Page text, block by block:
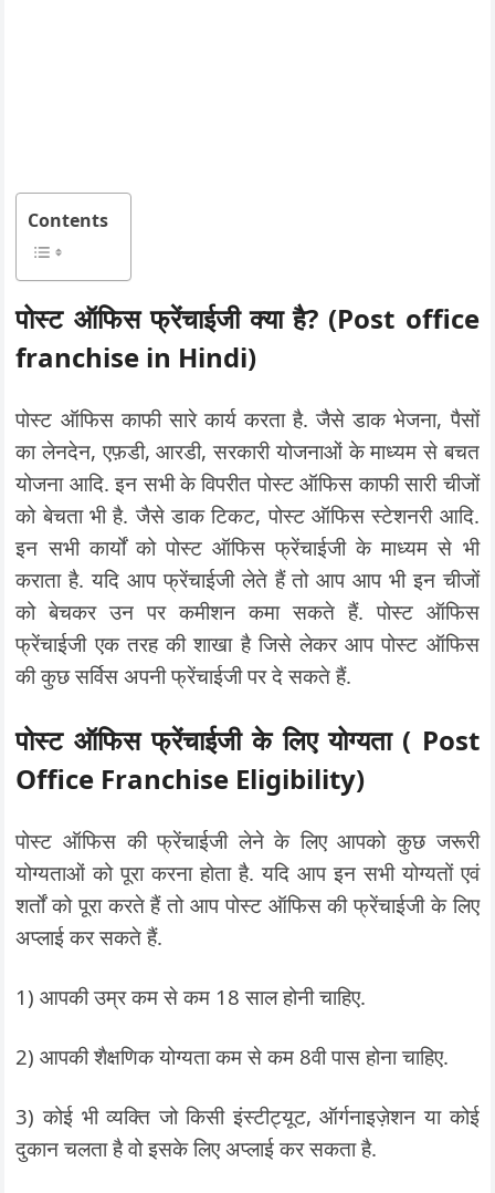
Contents
पोस्ट ऑफिस फ्रेंचाईजी क्या है? (Post office
franchise in Hindi)
पोस्ट ऑफिस काफी सारे कार्य करता है. जैसे डाक भेजना, पैसों
का लेनदेन, एफ़डी, आरडी, सरकारी योजनाओं के माध्यम से बचत
योजना आदि. इन सभी के विपरीत पोस्ट ऑफिस काफी सारी चीजों
को बेचता भी है. जैसे डाक टिकट, पोस्ट ऑफिस स्टेशनरी आदि.
इन सभी कार्यों को पोस्ट ऑफिस फ्रेंचाईजी के माध्यम से भी
कराता है. यदि आप फ्रेंचाईजी लेते हैं तो आप आप भी इन चीजों
को बेचकर उन पर कमीशन कमा सकते हैं. पोस्ट ऑफिस
फ्रेंचाईजी एक तरह की शाखा है जिसे लेकर आप पोस्ट ऑफिस
की कुछ सर्विस अपनी फ्रेंचाईजी पर दे सकते हैं.
पोस्ट ऑफिस फ्रेंचाईजी के लिए योग्यता ( Post
Office Franchise Eligibility)
पोस्ट ऑफिस की फ्रेंचाईजी लेने के लिए आपको कुछ जरूरी
योग्यताओं को पूरा करना होता है. यदि आप इन सभी योग्यतों एवं
शर्तों को पूरा करते हैं तो आप पोस्ट ऑफिस की फ्रेंचाईजी के लिए
अप्लाई कर सकते हैं.
1) आपकी उम्र कम से कम 18 साल होनी चाहिए.
2) आपकी शैक्षणिक योग्यता कम से कम 8वी पास होना चाहिए.
3) कोई भी व्यक्ति जो किसी इंस्टीट्यूट, ऑर्गनाइज़ेशन या कोई
दुकान चलता है वो इसके लिए अप्लाई कर सकता है.